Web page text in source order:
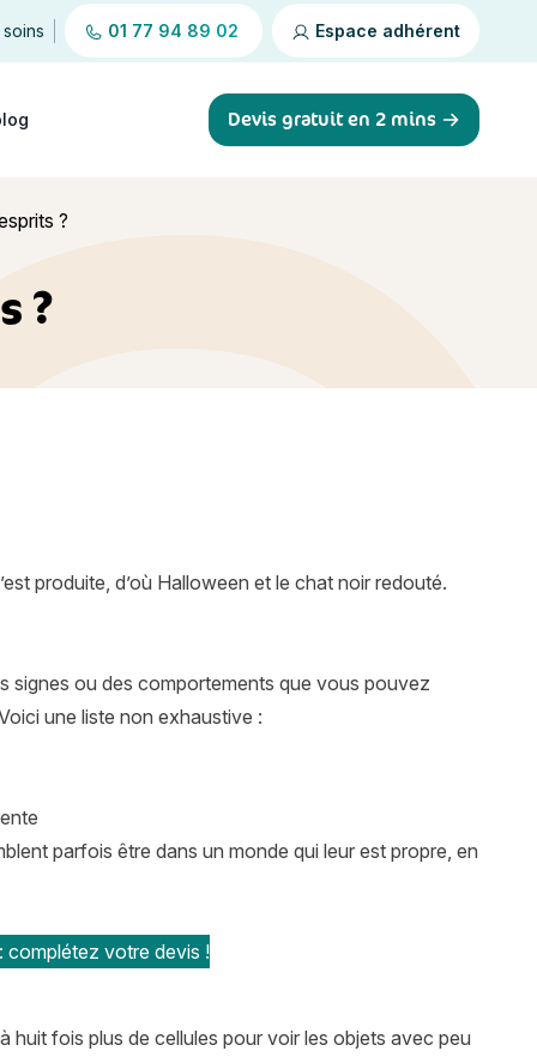
01 77 94 89 02 Espace adhérent
Devis gratuit en 2 mins
?
?
produite, d’où Halloween et le chat noir redouté.
signes ou des comportements que vous pouvez
une liste non exhaustive :
parfois être dans un monde qui leur est propre, en
complétez votre devis !
huit fois plus de cellules pour voir les objets avec peu